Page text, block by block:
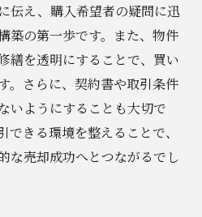
伝え、購入希望者の疑問に迅
築の第一歩です。また、物件
繕を透明にすることで、買い
。さらに、契約書や取引条件
いようにすることも大切で
きる環境を整えることで、
な売却成功へとつながるでし